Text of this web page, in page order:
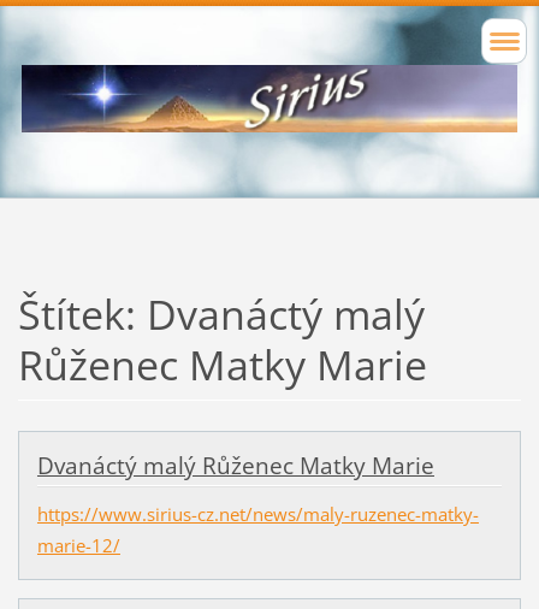
Štítek: Dvanáctý malý
Růženec Matky Marie
Dvanáctý malý Růženec Matky Marie
https://www.sirius-cz.net/news/maly-ruzenec-matky-
marie-12/